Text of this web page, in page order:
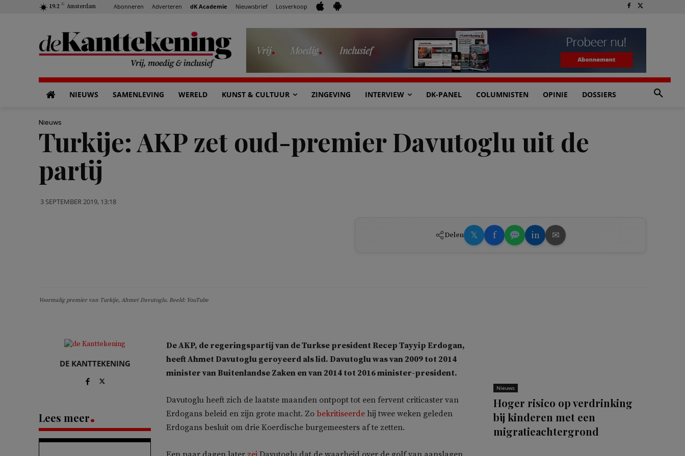
19.2 C Amsterdam Abonneren Adverteren dK Academie Nieuwsbrief Losverkoop
NIEUWS SAMENLEVING WERELD KUNST & CULTUUR ZINGEVING INTERVIEW DK-PANEL COLUMNISTEN OPINIE DOSSIERS
Nieuws
Turkije: AKP zet oud-premier Davutoglu uit de
partij
3 SEPTEMBER 2019, 13:18
Delen 𝕏 f in ✉
Voormalig premier van Turkije, Ahmet Davutoglu. Beeld: YouTube
DE KANTTEKENING
Lees meer
De AKP, de regeringspartij van de Turkse president Recep Tayyip Erdogan,
heeft Ahmet Davutoglu geroyeerd als lid. Davutoglu was van 2009 tot 2014
minister van Buitenlandse Zaken en van 2014 tot 2016 minister-president.
Davutoglu heeft zich de laatste maanden ontpopt tot een fervent criticaster van
Erdogans beleid en zijn grote macht. Zo bekritiseerde hij twee weken geleden
Erdogans besluit om drie Koerdische burgemeesters af te zetten.
Nieuws
Hoger risico op verdrinking
bij kinderen met een
migratieachtergrond